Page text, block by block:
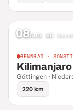
08AUG 26
RENNRAD ·
Göttingen ·
220 km